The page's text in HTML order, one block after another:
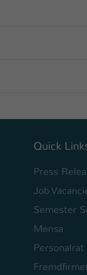
Quick
Press
Job
Semester
Mensa
Personalrat